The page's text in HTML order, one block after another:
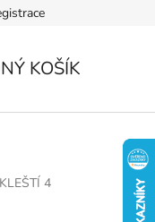
KOŠÍK
4